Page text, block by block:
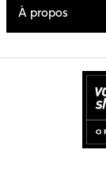
À propos